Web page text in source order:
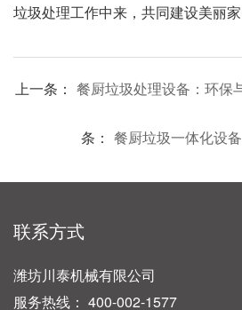
垃圾处理工作中来，共同建设美丽家
上一条： 餐厨垃圾处理设备：环保
条： 餐厨垃圾一体化设
联系方式
潍坊川泰机械有限公司
服务热线： 400-002-1577